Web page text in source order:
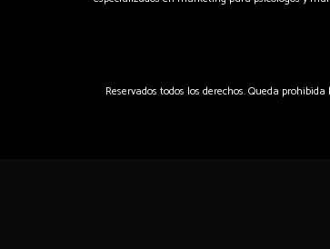
Reservados todos los derechos. Queda